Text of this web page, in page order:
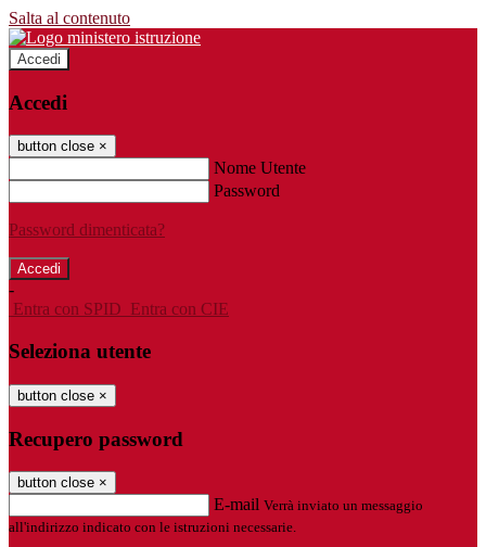
Salta al contenuto
Accedi
Accedi
button close ×
Nome Utente
Password
Password dimenticata?
-
Entra con SPID Entra con CIE
Seleziona utente
button close ×
Recupero password
button close ×
E-mail Verrà inviato un messaggio
all'indirizzo indicato con le istruzioni necessarie.